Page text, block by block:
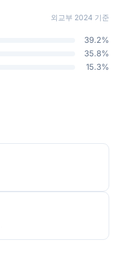
외교부 2024 기준
39.2%
35.8%
15.3%